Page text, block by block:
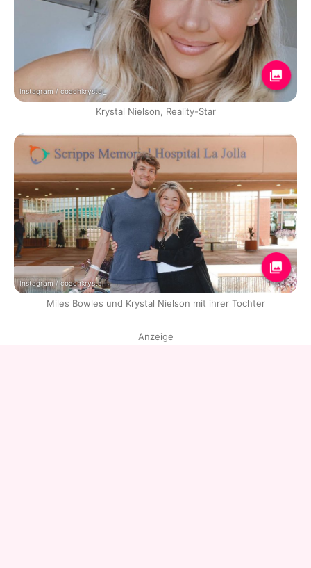
Instagram / coachkrystal_
Krystal Nielson, Reality-Star
Instagram / coachkrystal_
Miles Bowles und Krystal Nielson mit ihrer Tochter
Anzeige